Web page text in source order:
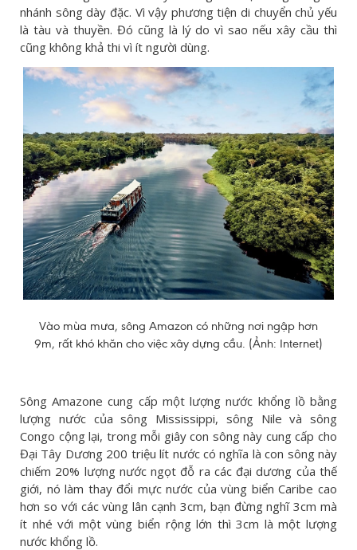
nhánh sông dày đặc. Vì vậy phương tiện di chuyển chủ yếu
là tàu và thuyền. Đó cũng là lý do vì sao nếu xây cầu thì
cũng không khả thi vì ít người dùng.
Vào mùa mưa, sông Amazon có những nơi ngập hơn
9m, rất khó khăn cho việc xây dựng cầu. (Ảnh: Internet)
Sông Amazone cung cấp một lượng nước khổng lồ bằng
lượng nước của sông Mississippi, sông Nile và sông
Congo cộng lại, trong mỗi giây con sông này cung cấp cho
Đại Tây Dương 200 triệu lít nước có nghĩa là con sông này
chiếm 20% lượng nước ngọt đỗ ra các đại dương của thế
giới, nó làm thay đổi mực nước của vùng biển Caribe cao
hơn so với các vùng lân cạnh 3cm, bạn đừng nghĩ 3cm mà
ít nhé với một vùng biển rộng lớn thì 3cm là một lượng
nước khổng lồ.